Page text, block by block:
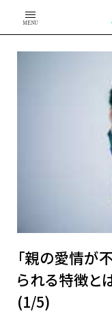
MENU
「親の愛情が
られる特徴と
(1/5)